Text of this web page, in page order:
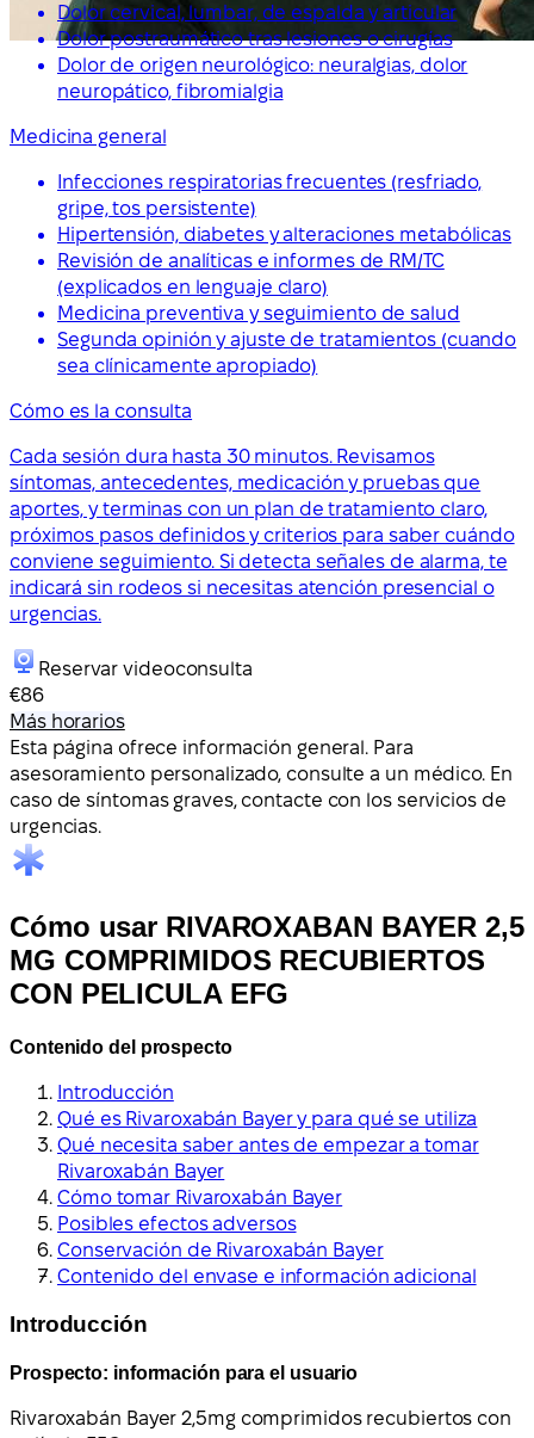
Dolor cervical, lumbar, de espalda y articular
Dolor postraumático tras lesiones o cirugías
Dolor de origen neurológico: neuralgias, dolor
neuropático, fibromialgia
Medicina general
Infecciones respiratorias frecuentes (resfriado,
gripe, tos persistente)
Hipertensión, diabetes y alteraciones metabólicas
Revisión de analíticas e informes de RM/TC
(explicados en lenguaje claro)
Medicina preventiva y seguimiento de salud
Segunda opinión y ajuste de tratamientos (cuando
sea clínicamente apropiado)
Cómo es la consulta
Cada sesión dura hasta 30 minutos. Revisamos
síntomas, antecedentes, medicación y pruebas que
aportes, y terminas con un plan de tratamiento claro,
próximos pasos definidos y criterios para saber cuándo
conviene seguimiento. Si detecta señales de alarma, te
indicará sin rodeos si necesitas atención presencial o
urgencias.
Reservar videoconsulta
€86
Más horarios
Esta página ofrece información general. Para
asesoramiento personalizado, consulte a un médico. En
caso de síntomas graves, contacte con los servicios de
urgencias.
Cómo usar RIVAROXABAN BAYER 2,5
MG COMPRIMIDOS RECUBIERTOS
CON PELICULA EFG
Contenido del prospecto
Introducción
Qué es Rivaroxabán Bayer y para qué se utiliza
Qué necesita saber antes de empezar a tomar
Rivaroxabán Bayer
Cómo tomar Rivaroxabán Bayer
Posibles efectos adversos
Conservación de Rivaroxabán Bayer
Contenido del envase e información adicional
Introducción
Prospecto: información para el usuario
Rivaroxabán Bayer 2,5mg comprimidos recubiertos con